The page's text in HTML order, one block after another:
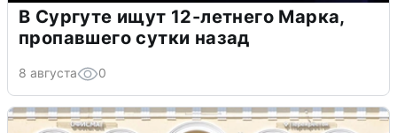
В Сургуте ищут 12-летнего Марка,
пропавшего сутки назад
8 августа 0